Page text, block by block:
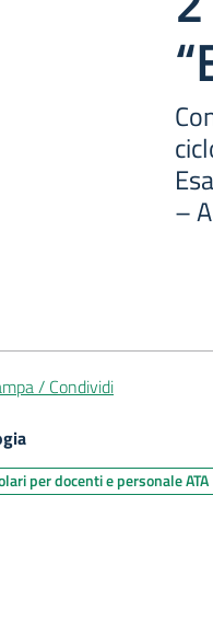
–
/ Condividi
per docenti e personale ATA